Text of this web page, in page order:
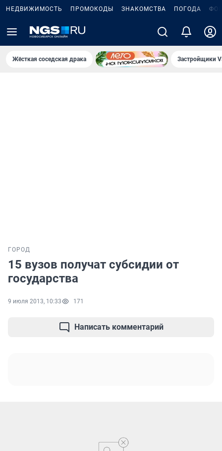
НЕДВИЖИМОСТЬ ПРОМОКОДЫ ЗНАКОМСТВА ПОГОДА
Жёсткая соседская драка Застройщики
ГОРОД
15 вузов получат субсидии от
государства
9 июля 2013, 10:33 171
Написать комментарий